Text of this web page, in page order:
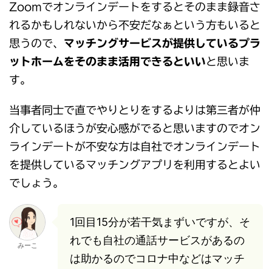
Zoomでオンラインデートをするとそのまま録音さ
れるかもしれないから不安だなぁという方もいると
思うので、 マッチングサービスが提供しているプラ
ットホームをそのまま活用できるといいと思いま
す。
当事者同士で直でやりとりをするよりは第三者が仲
介しているほうが安心感がでると思いますのでオン
ラインデートが不安な方は自社でオンラインデート
を提供しているマッチングアプリを利用するとよい
でしょう。
みーこ
1回目15分が若干気まずいですが、そ
れでも自社の通話サービスがあるの
は助かるのでコロナ中などはマッチ